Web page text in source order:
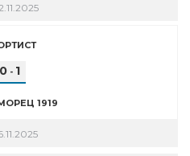
0 - 1
1919